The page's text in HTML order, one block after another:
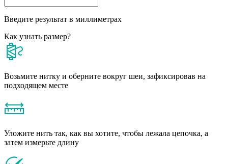
Введите результат в миллиметрах
Как узнать размер?
Возьмите нитку и оберните вокруг шеи, зафиксировав на
подходящем месте
Уложите нить так, как вы хотите, чтобы лежала цепочка, а
затем измерьте длину